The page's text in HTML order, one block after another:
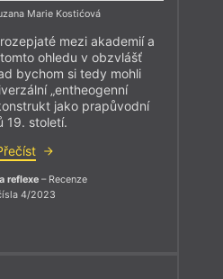
Marie Kostićová
mezi akademií a
ohledu v obzvlášť
bychom si tedy mohli
„entheogenní
jako prapůvodní
19. století.
reflexe– Recenze
4/2023